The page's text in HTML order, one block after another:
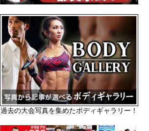
過去の大会写真を集めたボディギャラリー！